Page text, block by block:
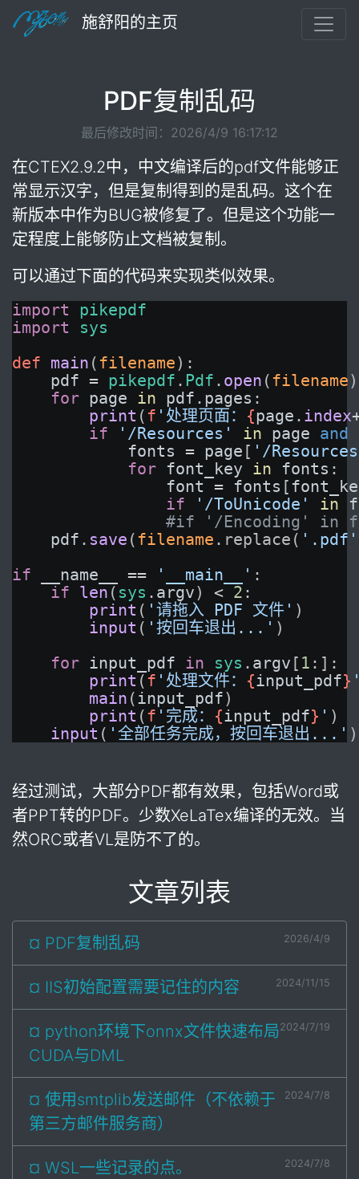
施舒阳的主页
PDF复制乱码
最后修改时间：2026/4/9 16:17:12
在CTEX2.9.2中，中文编译后的pdf文件能够正
常显示汉字，但是复制得到的是乱码。这个在
新版本中作为BUG被修复了。但是这个功能一
定程度上能够防止文档被复制。
可以通过下面的代码来实现类似效果。
import
pikepdf
import
sys
def main ( filename):
pdf = pikepdf . Pdf . open ( filename)
for page in pdf . pages :
print ( f '处理页面： {page . index
if
'/Resources' in page and
fonts = page [ '/
for font_key in fonts :
font = fonts [
if
'/ToUnicode' in
#if '/Encoding' in
pdf . save ( filename .replace( '.pdf'
if
__name__ == '__main__' :
if len ( sys . argv) < 2 :
print ( '请拖入 PDF 文件' )
input ( '按回车退出...' )
for input_pdf in sys . argv [ 1 :]:
print ( f '处理文件： {input_pdf}
main (input_pdf)
print ( f '完成： {input_pdf} ' )
input ( '全部任务完成，按回车退出...' )
经过测试，大部分PDF都有效果，包括Word或
者PPT转的PDF。少数XeLaTex编译的无效。当
然ORC或者VL是防不了的。
文章列表
¤ PDF复制乱码 2026/4/9
¤ IIS初始配置需要记住的内容 2024/11/15
¤ python环境下onnx文件快速布局
CUDA与DML
2024/7/19
¤ 使用smtplib发送邮件（不依赖于
第三方邮件服务商）
2024/7/8
¤ WSL一些记录的点。 2024/7/8